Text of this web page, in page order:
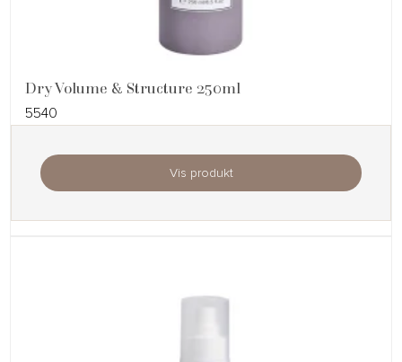
Dry Volume & Structure 250ml
5540
Vis produkt